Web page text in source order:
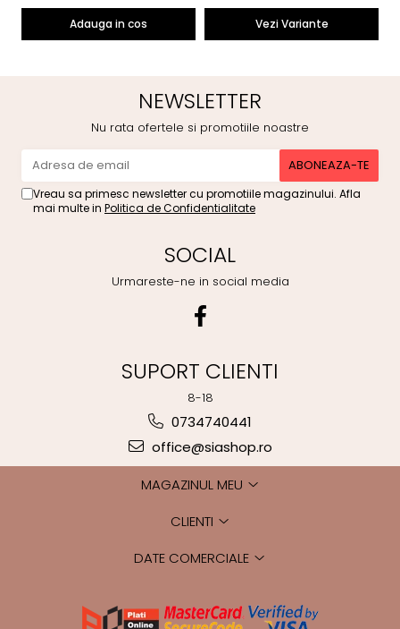
Adauga in cos Vezi Variante
NEWSLETTER
Nu rata ofertele si promotiile noastre
Vreau sa primesc newsletter cu promotiile magazinului. Afla
mai multe in Politica de Confidentialitate
SOCIAL
Urmareste-ne in social media
SUPORT CLIENTI
8-18
0734740441
office@siashop.ro
MAGAZINUL MEU
CLIENTI
DATE COMERCIALE